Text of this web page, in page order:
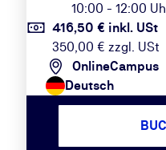
10:00 - 12:00
416,50 € inkl. USt
350,00 € zzgl. USt
OnlineCampus
Deutsch